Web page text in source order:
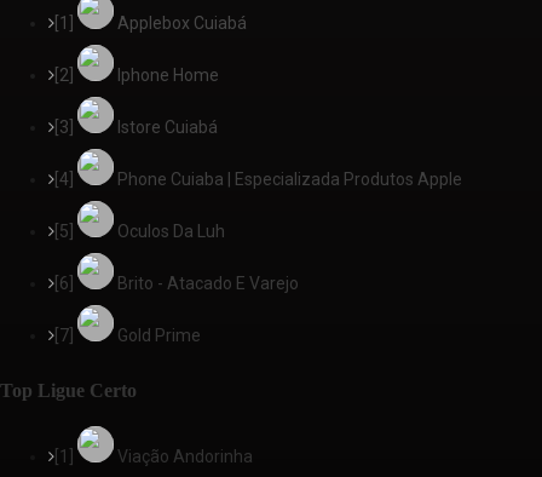
[1] Applebox Cuiabá
[2] Iphone Home
[3] Istore Cuiabá
[4] Phone Cuiaba | Especializada Produtos Apple
[5] Oculos Da Luh
[6] Brito - Atacado E Varejo
[7] Gold Prime
Top Ligue Certo
[1] Viação Andorinha